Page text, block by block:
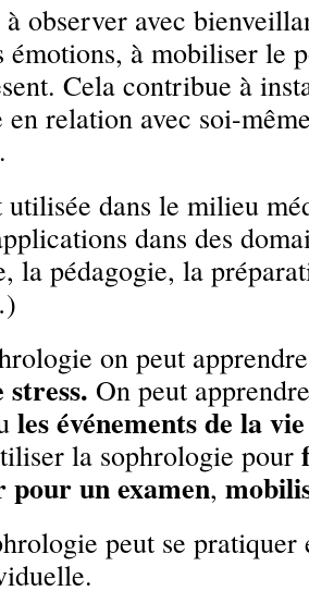
observer avec
émotions, à mobiliser le
Cela contribue à
en relation avec soi-
dans le milieu
dans des
la pédagogie, la
on peut
. On peut
les événements de la
la sophrologie pour
pour unexamen,
peut se pratiquer